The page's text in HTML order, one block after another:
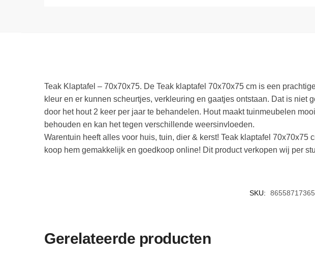
Teak Klaptafel – 70x70x75. De Teak klaptafel 70x70x75 cm is een
kleur en er kunnen scheurtjes, verkleuring en gaatjes ontstaan. Dat is
door het hout 2 keer per jaar te behandelen. Hout maakt tuinmeubelen
behouden en kan het tegen verschillende weersinvloeden.
Warentuin heeft alles voor huis, tuin, dier & kerst! Teak klaptafel
koop hem gemakkelijk en goedkoop online! Dit product verkopen wij per
SKU:
Gerelateerde producten